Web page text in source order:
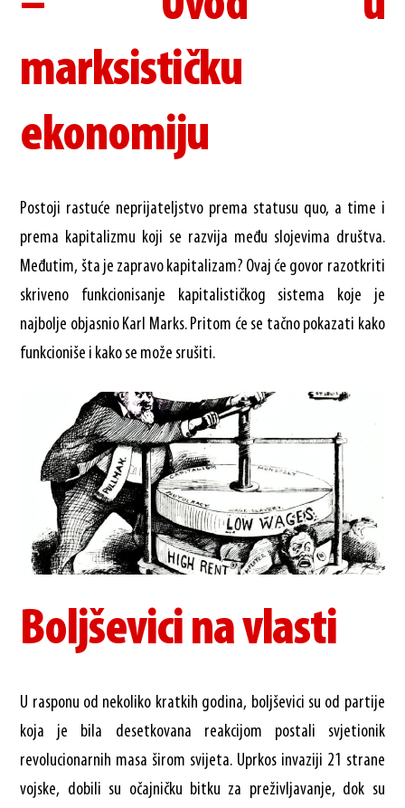
marksističku
ekonomiju
Postoji rastuće neprijateljstvo prema statusu quo, a time i
prema kapitalizmu koji se razvija među slojevima društva.
Međutim, šta je zapravo kapitalizam? Ovaj će govor razotkriti
skriveno funkcionisanje kapitalističkog sistema koje je
najbolje objasnio Karl Marks. Pritom će se tačno pokazati kako
funkcioniše i kako se može srušiti.
Boljševici na vlasti
U rasponu od nekoliko kratkih godina, boljševici su od partije
koja je bila desetkovana reakcijom postali svjetionik
revolucionarnih masa širom svijeta. Uprkos invaziji 21 strane
vojske, dobili su očajničku bitku za preživljavanje, dok su